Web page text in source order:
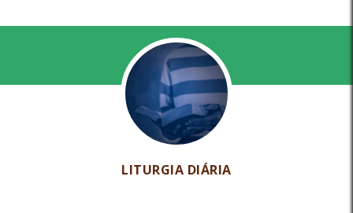
LITURGIA DIÁRIA